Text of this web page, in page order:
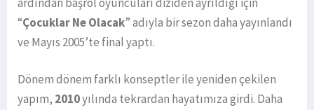
“Çocuklar Ne Olacak” adıyla bir sezon daha yayınlandı
ve Mayıs 2005’te final yaptı.
Dönem dönem farklı konseptler ile yeniden çekilen
yapım, 2010yılında tekrardan hayatımıza girdi. Daha